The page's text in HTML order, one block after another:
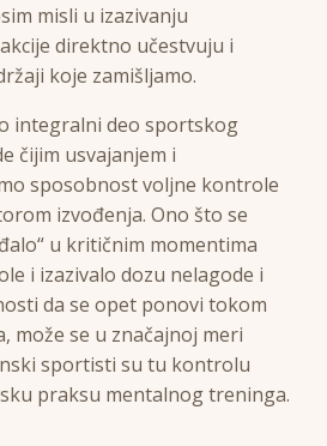
misli u izazivanju
direktno učestvuju i
koje zamišljamo.
integralni deo sportskog
čijim usvajanjem i
sposobnost voljne kontrole
izvođenja. Ono što se
u kritičnim momentima
i izazivalo dozu nelagode i
da se opet ponovi tokom
može se u značajnoj meri
sportisti su tu kontrolu
praksu mentalnog treninga.